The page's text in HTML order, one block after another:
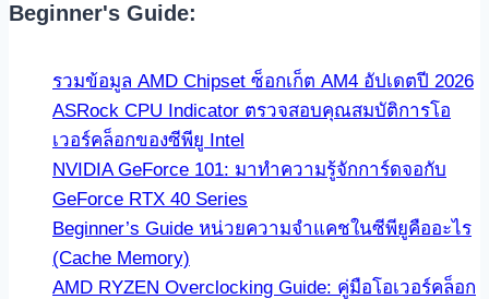
Beginner's Guide:
รวมข้อมูล AMD Chipset ซ็อกเก็ต AM4 อัปเดตปี 2026
ASRock CPU Indicator ตรวจสอบคุณสมบัติการโอ
เวอร์คล็อกของซีพียู Intel
NVIDIA GeForce 101: มาทำความรู้จักการ์ดจอกับ
GeForce RTX 40 Series
Beginner’s Guide หน่วยความจำแคชในซีพียูคืออะไร
(Cache Memory)
AMD RYZEN Overclocking Guide: คู่มือโอเวอร์คล็อก